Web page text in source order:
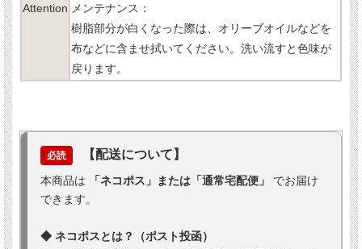
Attention メンテナンス：
樹脂部分が白くなった際は、オリーブオイルなどを
布などに含ませ拭いてください。洗い流すと色味が
戻ります。
必読 【配送について】
本商品は 「ネコポス」または「通常宅配便」
でお届け
できます。
◆ ネコポスとは？（ポスト投函）